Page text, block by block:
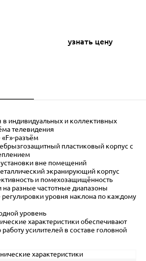
узнать цену
в индивидуальных и коллективных
телевидения
разъём
пластиковый корпус с
вне помещений
экранирующий корпус
и помехозащищённость
разные частотные диапазоны
уровня наклона по каждому
уровень
характеристики обеспечивают
усилителей в составе головной
характеристики